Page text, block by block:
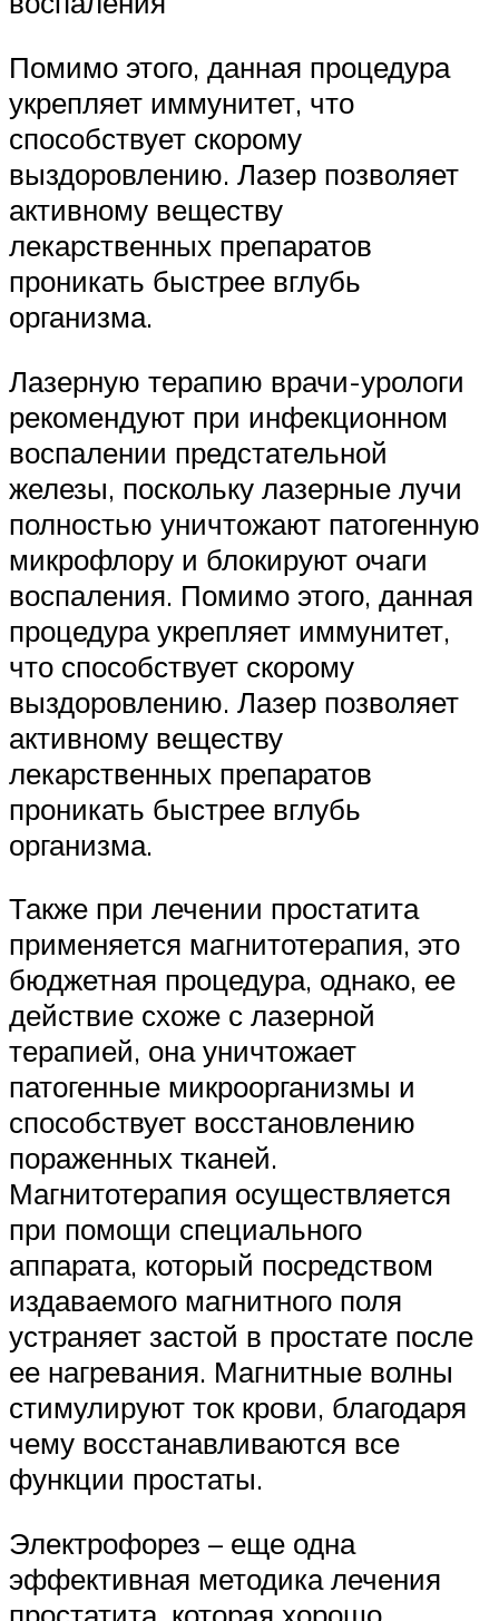
Помимо этого, данная процедура
укрепляет иммунитет, что
способствует скорому
выздоровлению. Лазер позволяет
активному веществу
лекарственных препаратов
проникать быстрее вглубь
организма.
Лазерную терапию врачи-урологи
рекомендуют при инфекционном
воспалении предстательной
железы, поскольку лазерные лучи
полностью уничтожают патогенную
микрофлору и блокируют очаги
воспаления. Помимо этого, данная
процедура укрепляет иммунитет,
что способствует скорому
выздоровлению. Лазер позволяет
активному веществу
лекарственных препаратов
проникать быстрее вглубь
организма.
Также при лечении простатита
применяется магнитотерапия, это
бюджетная процедура, однако, ее
действие схоже с лазерной
терапией, она уничтожает
патогенные микроорганизмы и
способствует восстановлению
пораженных тканей.
Магнитотерапия осуществляется
при помощи специального
аппарата, который посредством
издаваемого магнитного поля
устраняет застой в простате после
ее нагревания. Магнитные волны
стимулируют ток крови, благодаря
чему восстанавливаются все
функции простаты.
Электрофорез – еще одна
эффективная методика лечения